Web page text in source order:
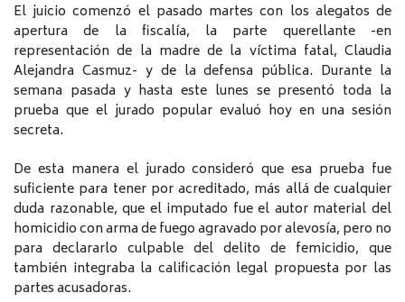
El juicio comenzó el pasado martes con los alegatos de
apertura de la fiscalía, la parte querellante -en
representación de la madre de la víctima fatal, Claudia
Alejandra Casmuz- y de la defensa pública. Durante la
semana pasada y hasta este lunes se presentó toda la
prueba que el jurado popular evaluó hoy en una sesión
secreta.
De esta manera el jurado consideró que esa prueba fue
suficiente para tener por acreditado, más allá de cualquier
duda razonable, que el imputado fue el autor material del
homicidio con arma de fuego agravado por alevosía, pero no
para declararlo culpable del delito de femicidio, que
también integraba la calificación legal propuesta por las
partes acusadoras.